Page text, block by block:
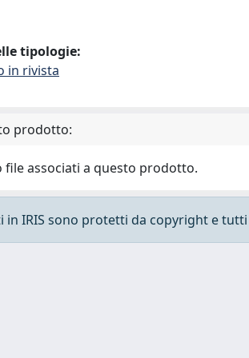
tipologie:
in rivista
prodotto:
file associati a questo prodotto.
in IRIS sono protetti da copyright e